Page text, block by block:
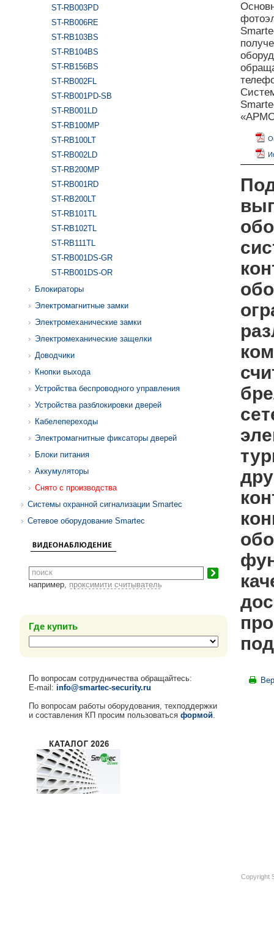
ST-RB003PD
ST-RB006RE
ST-RB103BS
ST-RB104BS
ST-RB156BS
ST-RB002FL
ST-RB001PD-SB
ST-RB001LD
ST-RB100MP
ST-RB100LT
ST-RB002LD
ST-RB200MP
ST-RB001RD
ST-RB200LT
ST-RB101TL
ST-RB102TL
ST-RB111TL
ST-RB001DS-GR
ST-RB001DS-OR
Блокираторы
Электромагнитные замки
Электромеханические замки
Электромеханические защелки
Доводчики
Кнопки выхода
Устройства беспроводного управления
Устройства разблокировки дверей
Кабелепереходы
Электромагнитные фиксаторы дверей
Блоки питания
Аккумуляторы
Снято с производства
Системы охранной сигнализации Smartec
Сетевое оборудование Smartec
например, проксимити считыватель
Где купить
По вопросам сотрудничества обращайтесь:
E-mail: info@smartec-security.ru
По вопросам работы оборудования, техподдержки
и составления КП просим пользоваться формой
Copyright